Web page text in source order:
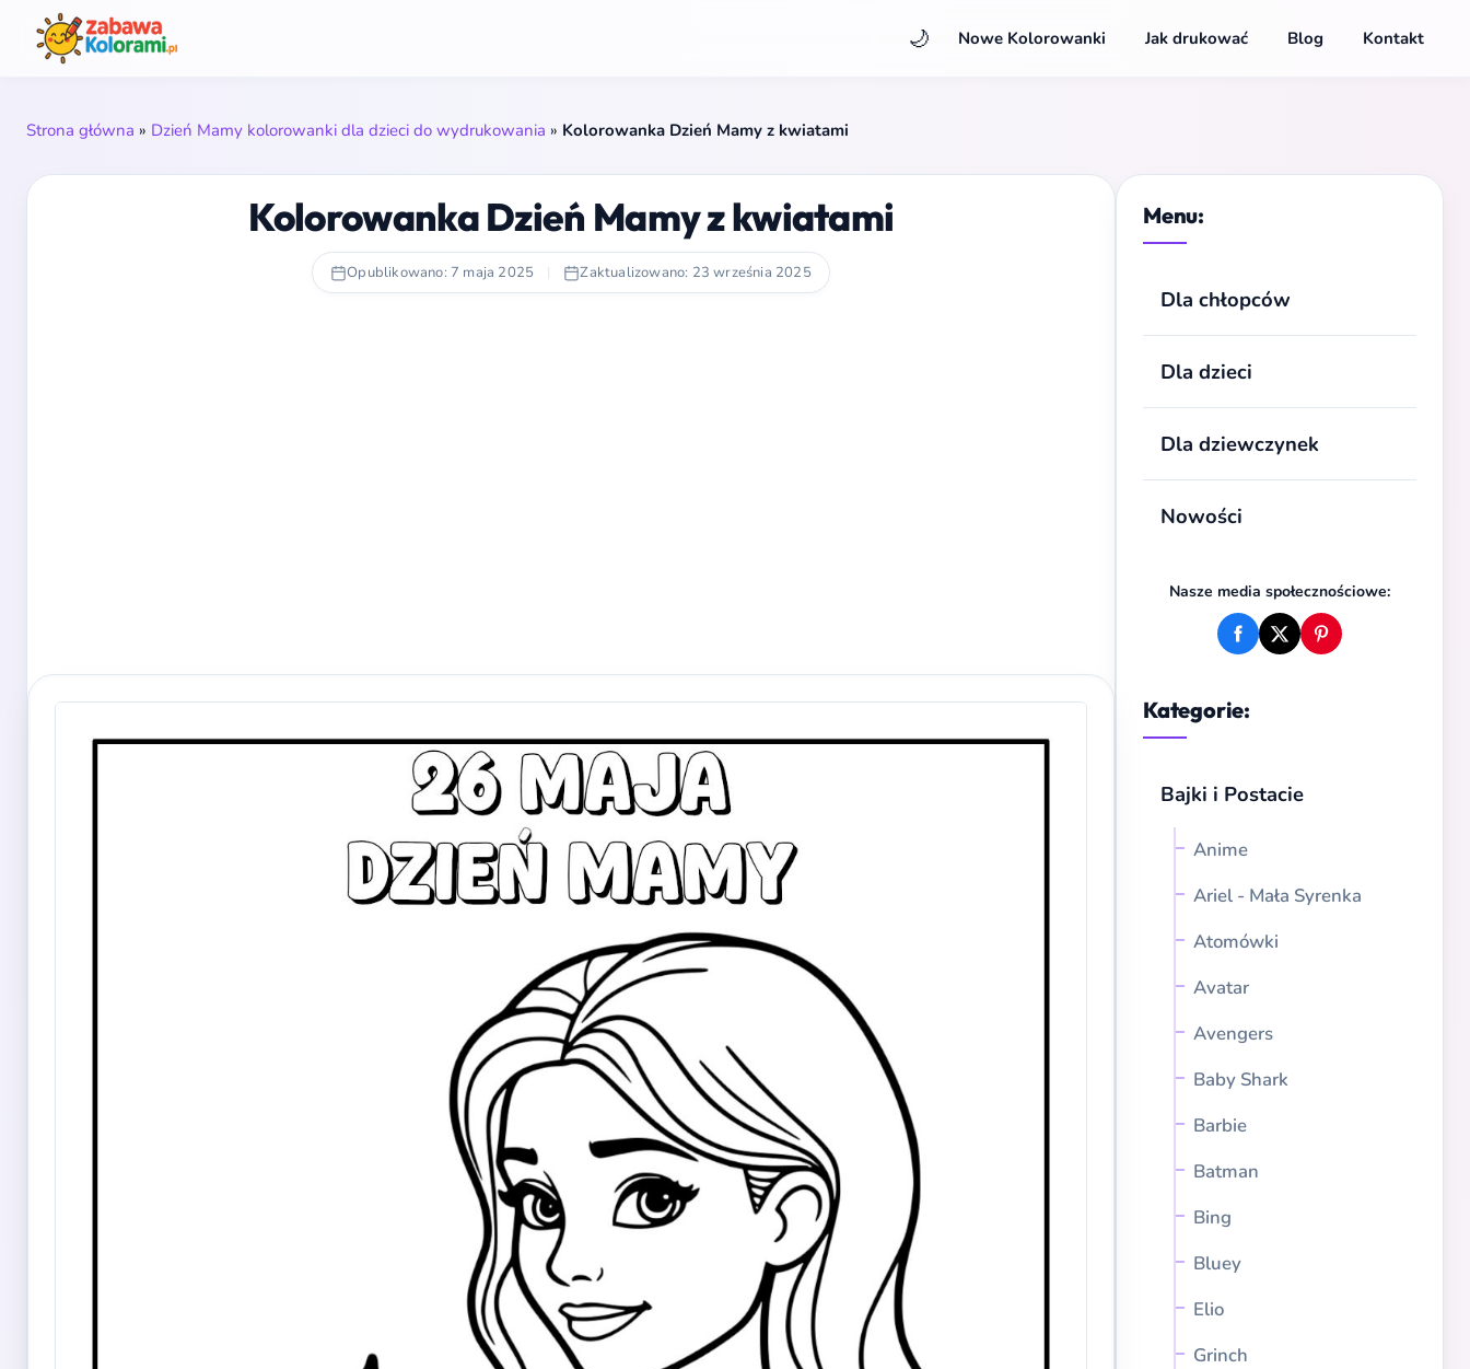
🌙 Nowe Kolorowanki Jak drukować Blog Kontakt
Strona główna » Dzień Mamy kolorowanki dla dzieci do wydrukowania » Kolorowanka Dzień Mamy z kwiatami
Menu:
Dla chłopców
Dla dzieci
Dla dziewczynek
Nowości
Nasze media społecznościowe:
Kategorie:
Bajki i Postacie
Anime
Ariel - Mała Syrenka
Atomówki
Avatar
Avengers
Baby Shark
Barbie
Batman
Bing
Bluey
Elio
Grinch
Kolorowanka Dzień Mamy z kwiatami
Opublikowano: 7 maja 2025 | Zaktualizowano: 23 września 2025